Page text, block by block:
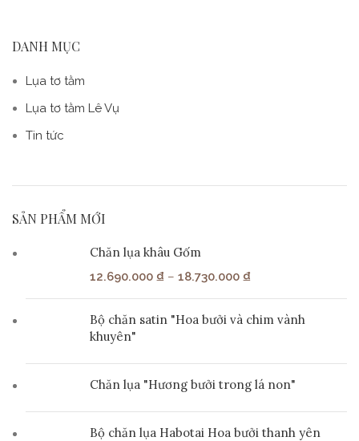
DANH MỤC
Lụa tơ tằm
Lụa tơ tằm Lê Vụ
Tin tức
SẢN PHẨM MỚI
Chăn lụa khâu Gốm
12.690.000 ₫ – 18.730.000 ₫
Bộ chăn satin "Hoa bưởi và chim vành
khuyên"
Chăn lụa "Hương bưởi trong lá non"
Bộ chăn lụa Habotai Hoa bưởi thanh yên